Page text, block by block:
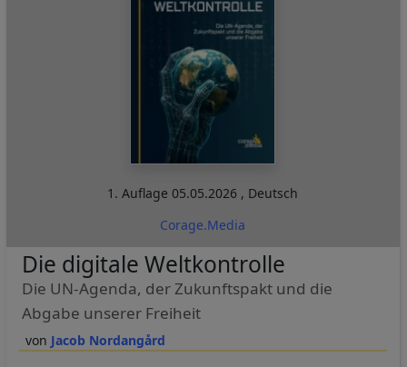
1. Auflage05.05.2026 , Deutsch
Corage.Media
Jacob Nordangård
Die digitale Weltkontrolle
Die UN-Agenda, der Zukunftspakt und die
Abgabe unserer Freiheit